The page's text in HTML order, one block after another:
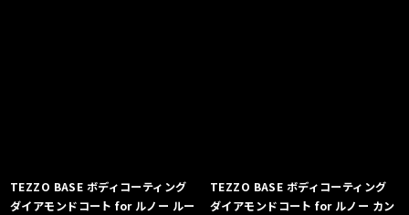
TEZZO BASE ボディコーティング
ダイアモンドコート for ルノー ルー
TEZZO BASE ボディコーティング
ダイアモンドコート for ルノー カン